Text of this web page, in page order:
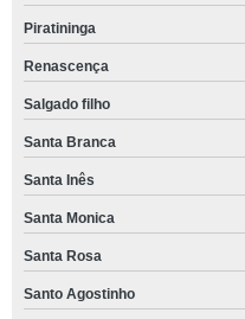
Piratininga
Renascença
Salgado filho
Santa Branca
Santa Inês
Santa Monica
Santa Rosa
Santo Agostinho